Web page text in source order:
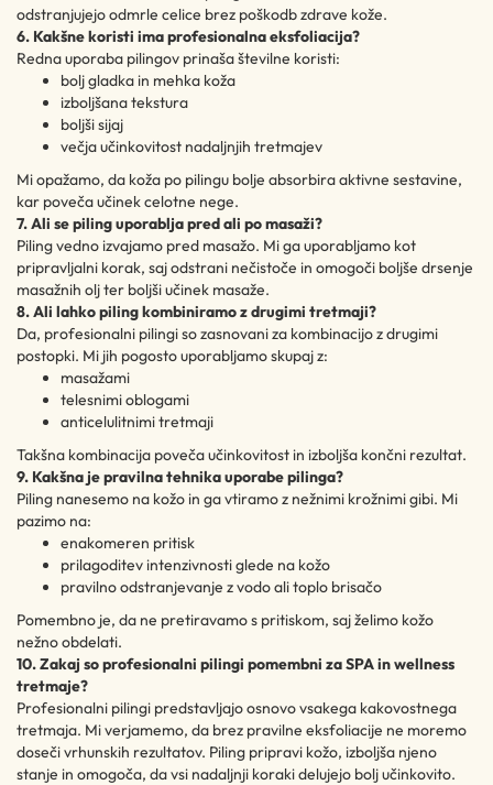
odstranjujejo odmrle celice brez poškodb zdrave kože.
6. Kakšne koristi ima profesionalna eksfoliacija?
Redna uporaba pilingov prinaša številne koristi:
bolj gladka in mehka koža
izboljšana tekstura
boljši sijaj
večja učinkovitost nadaljnjih tretmajev
Mi opažamo, da koža po pilingu bolje absorbira aktivne sestavine,
kar poveča učinek celotne nege.
7. Ali se piling uporablja pred ali po masaži?
Piling vedno izvajamo pred masažo. Mi ga uporabljamo kot
pripravljalni korak, saj odstrani nečistoče in omogoči boljše drsenje
masažnih olj ter boljši učinek masaže.
8. Ali lahko piling kombiniramo z drugimi tretmaji?
Da, profesionalni pilingi so zasnovani za kombinacijo z drugimi
postopki. Mi jih pogosto uporabljamo skupaj z:
masažami
telesnimi oblogami
anticelulitnimi tretmaji
Takšna kombinacija poveča učinkovitost in izboljša končni rezultat.
9. Kakšna je pravilna tehnika uporabe pilinga?
Piling nanesemo na kožo in ga vtiramo z nežnimi krožnimi gibi. Mi
pazimo na:
enakomeren pritisk
prilagoditev intenzivnosti glede na kožo
pravilno odstranjevanje z vodo ali toplo brisačo
Pomembno je, da ne pretiravamo s pritiskom, saj želimo kožo
nežno obdelati.
10. Zakaj so profesionalni pilingi pomembni za SPA in wellness
tretmaje?
Profesionalni pilingi predstavljajo osnovo vsakega kakovostnega
tretmaja. Mi verjamemo, da brez pravilne eksfoliacije ne moremo
doseči vrhunskih rezultatov. Piling pripravi kožo, izboljša njeno
stanje in omogoča, da vsi nadaljnji koraki delujejo bolj učinkovito.